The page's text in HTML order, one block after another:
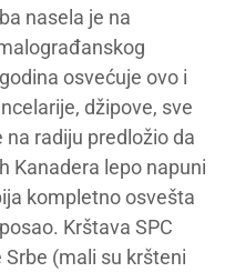
nasela je na
osvećuje ovo i
džipove, sve
radiju predložio da
Kanadera lepo napuni
kompletno osvešta
Krštava SPC
(mali su kršteni